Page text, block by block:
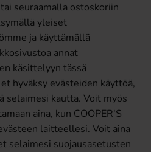
seuraamalla ostoskoriin
yleiset
ja käyttämällä
annat
käsittelyyn tässä
hyväksy evästeiden käyttöä,
selaimesi kautta. Voit myös
aina, kun COOPER'S
laitteellesi. Voit aina
selaimesi suojausasetusten